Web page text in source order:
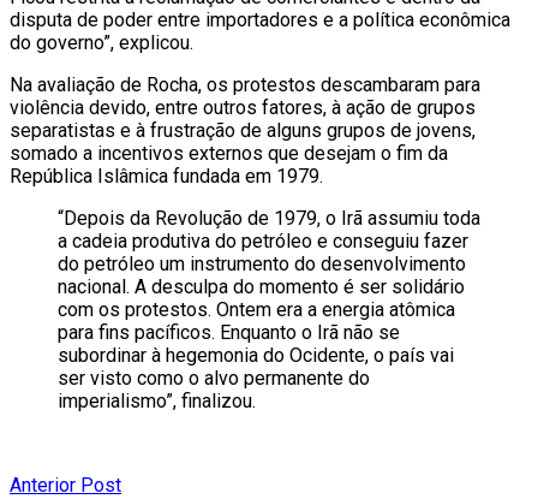
disputa de poder entre importadores e a política econômica
do governo”, explicou.
Na avaliação de Rocha, os protestos descambaram para
violência devido, entre outros fatores, à ação de grupos
separatistas e à frustração de alguns grupos de jovens,
somado a incentivos externos que desejam o fim da
República Islâmica fundada em 1979.
“Depois da Revolução de 1979, o Irã assumiu toda
a cadeia produtiva do petróleo e conseguiu fazer
do petróleo um instrumento do desenvolvimento
nacional. A desculpa do momento é ser solidário
com os protestos. Ontem era a energia atômica
para fins pacíficos. Enquanto o Irã não se
subordinar à hegemonia do Ocidente, o país vai
ser visto como o alvo permanente do
imperialismo”, finalizou.
Anterior Post